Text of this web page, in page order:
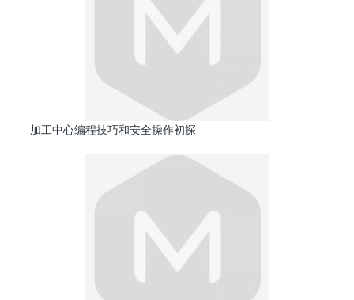
加工中心编程技巧和安全操作初探